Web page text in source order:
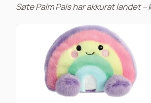
Søte Palm Pals har akkurat landet –